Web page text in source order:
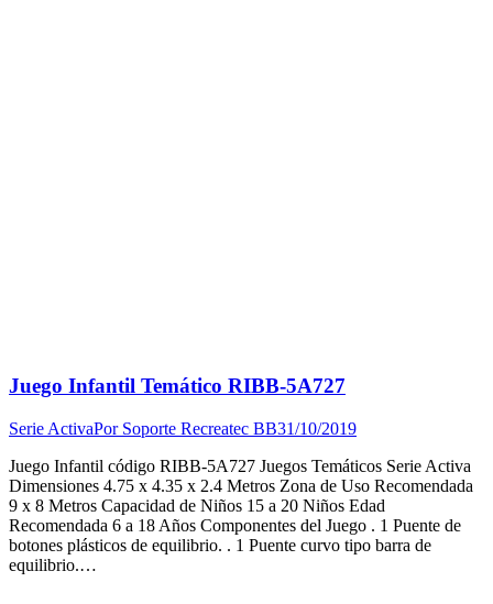
Juego Infantil Temático RIBB-5A727
Serie ActivaPor Soporte Recreatec BB31/10/2019
Juego Infantil código RIBB-5A727 Juegos Temáticos Serie Activa
Dimensiones 4.75 x 4.35 x 2.4 Metros Zona de Uso Recomendada
9 x 8 Metros Capacidad de Niños 15 a 20 Niños Edad
Recomendada 6 a 18 Años Componentes del Juego . 1 Puente de
botones plásticos de equilibrio. . 1 Puente curvo tipo barra de
equilibrio.…